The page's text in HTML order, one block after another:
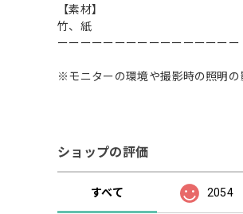
【素材】
竹、紙
ーーーーーーーーーーーーーーーー
※モニターの環境や撮影時の照明の
ショップの評価
すべて 2054